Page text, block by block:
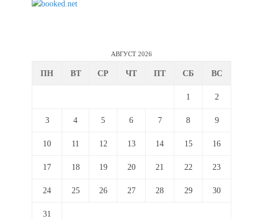
АВГУСТ 2026
ПН ВТ СР ЧТ ПТ СБ ВС
1 2
3 4 5 6 7 8 9
10 11 12 13 14 15 16
17 18 19 20 21 22 23
24 25 26 27 28 29 30
31